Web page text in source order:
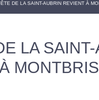
DE LA SAINT-AUBRIN REVIENT À
LA